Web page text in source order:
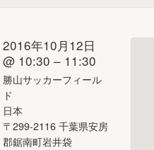
2016年10月12日
@ 10:30 – 11:30
勝山サッカーフィール
ド
日本
〒299-2116 千葉県安房
郡鋸南町岩井袋